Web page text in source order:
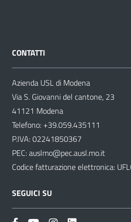
CONTATTI
Azienda USL di Modena
Via S. Giovanni del cantone, 23
41121 Modena
Telefono: +39.059.435111
P.IVA: 02241850367
PEC:auslmo@pec.ausl.mo.it
Codice fatturazione elettronica:
SEGUICI SU